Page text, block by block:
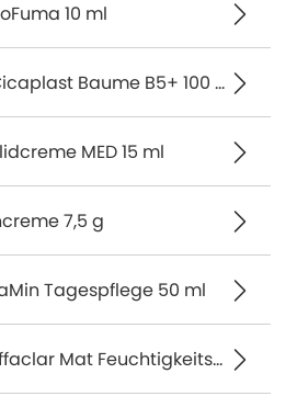
10 ml
La Roche Posay Cicaplast Baume B5+ 100 ml
MED 15 ml
7,5 g
Tagespflege 50 ml
La Roche Posay Effaclar Mat Feuchtigkeitspflege 40 ml